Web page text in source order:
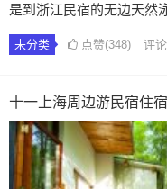
是到浙江民宿的无边天然
未分类 点赞(348) 评
十一上海周边游民宿住